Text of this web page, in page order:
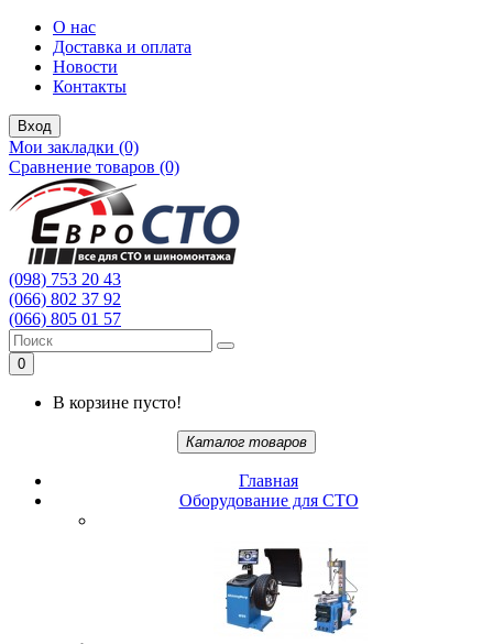
О нас
Доставка и оплата
Новости
Контакты
Вход
Мои закладки (0)
Сравнение товаров (0)
(098) 753 20 43
(066) 802 37 92
(066) 805 01 57
0
В корзине пусто!
Каталог товаров
Главная
Oбopудoвaниe для CTO